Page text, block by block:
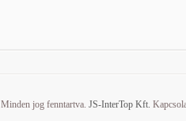
jog fenntartva. JS-InterTop Kft.